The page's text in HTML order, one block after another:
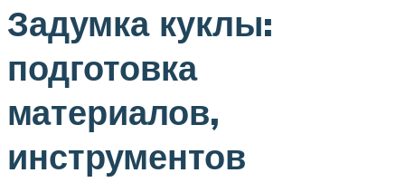
Задумка куклы:
подготовка
материалов,
инструментов